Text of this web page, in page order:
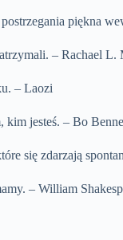
piękna
– Rachael L.
– Laozi
kim jesteś. – Bo
się zdarzają
– William